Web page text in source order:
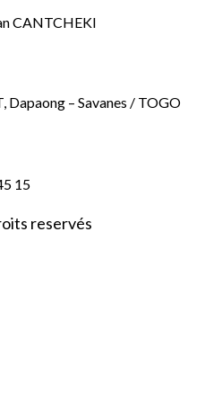
CANTCHEKI
Dapaong – Savanes / TOGO
15
reservés